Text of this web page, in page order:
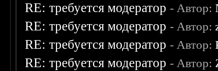
RE: требуется модератор - Автор:
RE: требуется модератор - Автор:
RE: требуется модератор - Автор:
RE: требуется модератор - Автор: